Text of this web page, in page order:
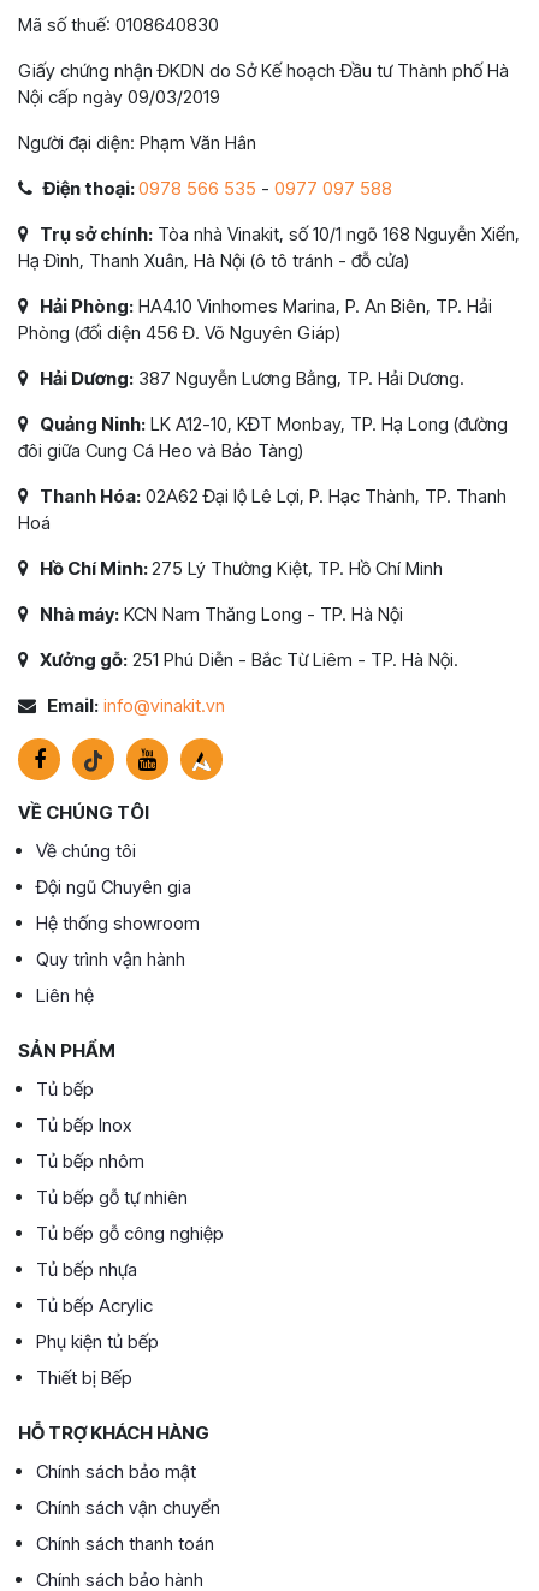
Mã số thuế: 0108640830
Giấy chứng nhận ĐKDN do Sở Kế hoạch Đầu tư Thành phố Hà
Nội cấp ngày 09/03/2019
Người đại diện: Phạm Văn Hân
Điện thoại:0978 566 535 - 0977 097 588
Trụ sở chính: Tòa nhà Vinakit, số 10/1 ngõ 168 Nguyễn Xiển,
Hạ Đình, Thanh Xuân, Hà Nội (ô tô tránh - đỗ cửa)
Hải Phòng: HA4.10 Vinhomes Marina, P. An Biên, TP. Hải
Phòng (đối diện 456 Đ. Võ Nguyên Giáp)
Hải Dương: 387 Nguyễn Lương Bằng, TP. Hải Dương.
Quảng Ninh: LK A12-10, KĐT Monbay, TP. Hạ Long (đường
đôi giữa Cung Cá Heo và Bảo Tàng)
Thanh Hóa: 02A62 Đại lộ Lê Lợi, P. Hạc Thành, TP. Thanh
Hoá
Hồ Chí Minh:275 Lý Thường Kiệt, TP. Hồ Chí Minh
Nhà máy: KCN Nam Thăng Long - TP. Hà Nội
Xưởng gỗ: 251 Phú Diễn - Bắc Từ Liêm - TP. Hà Nội.
Email: info@vinakit.vn
VỀ CHÚNG TÔI
Về chúng tôi
Đội ngũ Chuyên gia
Hệ thống showroom
Quy trình vận hành
Liên hệ
SẢN PHẨM
Tủ bếp
Tủ bếp Inox
Tủ bếp nhôm
Tủ bếp gỗ tự nhiên
Tủ bếp gỗ công nghiệp
Tủ bếp nhựa
Tủ bếp Acrylic
Phụ kiện tủ bếp
Thiết bị Bếp
HỖ TRỢ KHÁCH HÀNG
Chính sách bảo mật
Chính sách vận chuyển
Chính sách thanh toán
Chính sách bảo hành